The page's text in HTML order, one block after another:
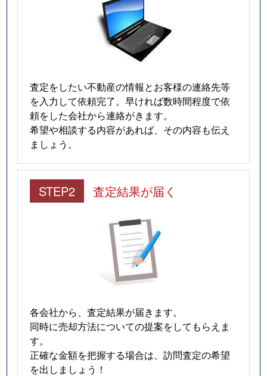
査定をしたい不動産の情報とお客様の連絡先等
を入力して依頼完了。早ければ数時間程度で依
頼をした会社から連絡がきます。
希望や相談する内容があれば、その内容も伝え
ましょう。
STEP2 査定結果が届く
各会社から、査定結果が届きます。
同時に売却方法についての提案をしてもらえま
す。
正確な金額を把握する場合は、訪問査定の希望
を出しましょう！